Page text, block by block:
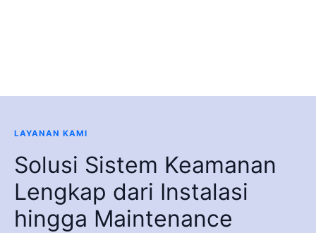
LAYANAN KAMI
Solusi Sistem Keamanan
Lengkap dari Instalasi
hingga Maintenance